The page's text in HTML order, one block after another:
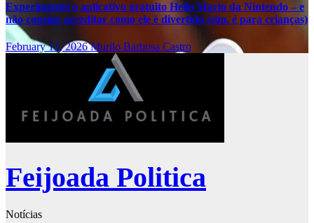
Experimentei o aplicativo gratuito Hello Mario da Nintendo – e
não consigo acreditar como ele é divertido (sim, é para crianças)
February 13, 2026Murilo Barbosa Castro
Feijoada Politica
Notícias